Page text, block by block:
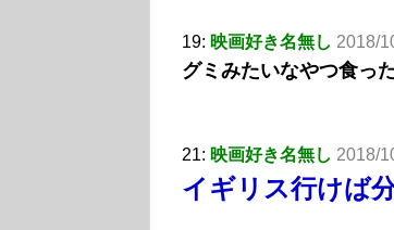
19: 映画好き名無し 2018/
グミみたいなやつ食っ
21: 映画好き名無し 2018/
イギリス行けば